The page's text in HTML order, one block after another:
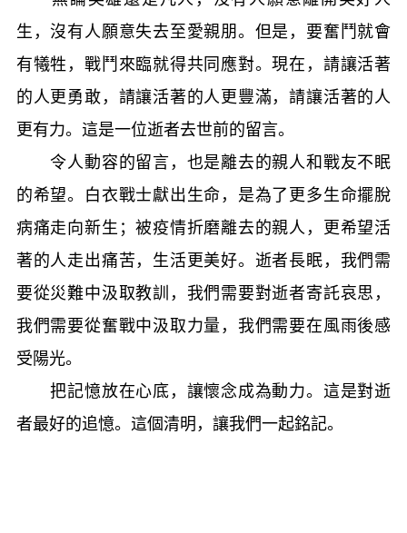
生，沒有人願意失去至愛親朋。但是，要奮鬥就會
有犧牲，戰鬥來臨就得共同應對。現在，請讓活著
的人更勇敢，請讓活著的人更豐滿，請讓活著的人
更有力。這是一位逝者去世前的留言。
令人動容的留言，也是離去的親人和戰友不眠
的希望。白衣戰士獻出生命，是為了更多生命擺脫
病痛走向新生；被疫情折磨離去的親人，更希望活
著的人走出痛苦，生活更美好。逝者長眠，我們需
要從災難中汲取教訓，我們需要對逝者寄託哀思，
我們需要從奮戰中汲取力量，我們需要在風雨後感
受陽光。
把記憶放在心底，讓懷念成為動力。這是對逝
者最好的追憶。這個清明，讓我們一起銘記。